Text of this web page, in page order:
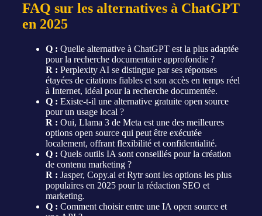
FAQ sur les alternatives à ChatGPT
en 2025
Q : Quelle alternative à ChatGPT est la plus adaptée
pour la recherche documentaire approfondie ?
R : Perplexity AI se distingue par ses réponses
étayées de citations fiables et son accès en temps réel
à Internet, idéal pour la recherche documentée.
Q : Existe-t-il une alternative gratuite open source
pour un usage local ?
R : Oui, Llama 3 de Meta est une des meilleures
options open source qui peut être exécutée
localement, offrant flexibilité et confidentialité.
Q : Quels outils IA sont conseillés pour la création
de contenu marketing ?
R : Jasper, Copy.ai et Rytr sont les options les plus
populaires en 2025 pour la rédaction SEO et
marketing.
Q : Comment choisir entre une IA open source et